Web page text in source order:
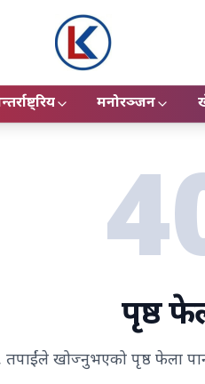
मनोरञ्जन
पृष्ठ
तपाईंले खोज्नुभएको पृष्ठ फेला